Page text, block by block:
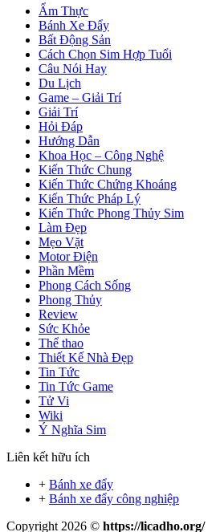
Ẩm Thực
Bánh Xe Đẩy
Bất Động Sản
Cách Chọn Sim Hợp Tuổi
Câu Nói Hay
Du Lịch
Game – Giải Trí
Giải Trí
Hỏi Đáp
Hướng Dẫn
Khoa Học – Công Nghệ
Kiến Thức Chung
Kiến Thức Chứng Khoáng
Kiến Thức Pháp Lý
Kiến Thức Phong Thủy Sim
Làm Đẹp
Mẹo Vặt
Motor Điện
Phần Mềm
Phong Cách Sống
Phong Thủy
Review
Sức Khỏe
Thể thao
Thiết Kế Nhà Đẹp
Tin Tức
Tin Tức Game
Tử Vi
Wiki
Ý Nghĩa Sim
Liên kết hữu ích
+ Bánh xe đẩy
+ Bánh xe đẩy công nghiệp
Copyright 2026 © https://licadho.org/